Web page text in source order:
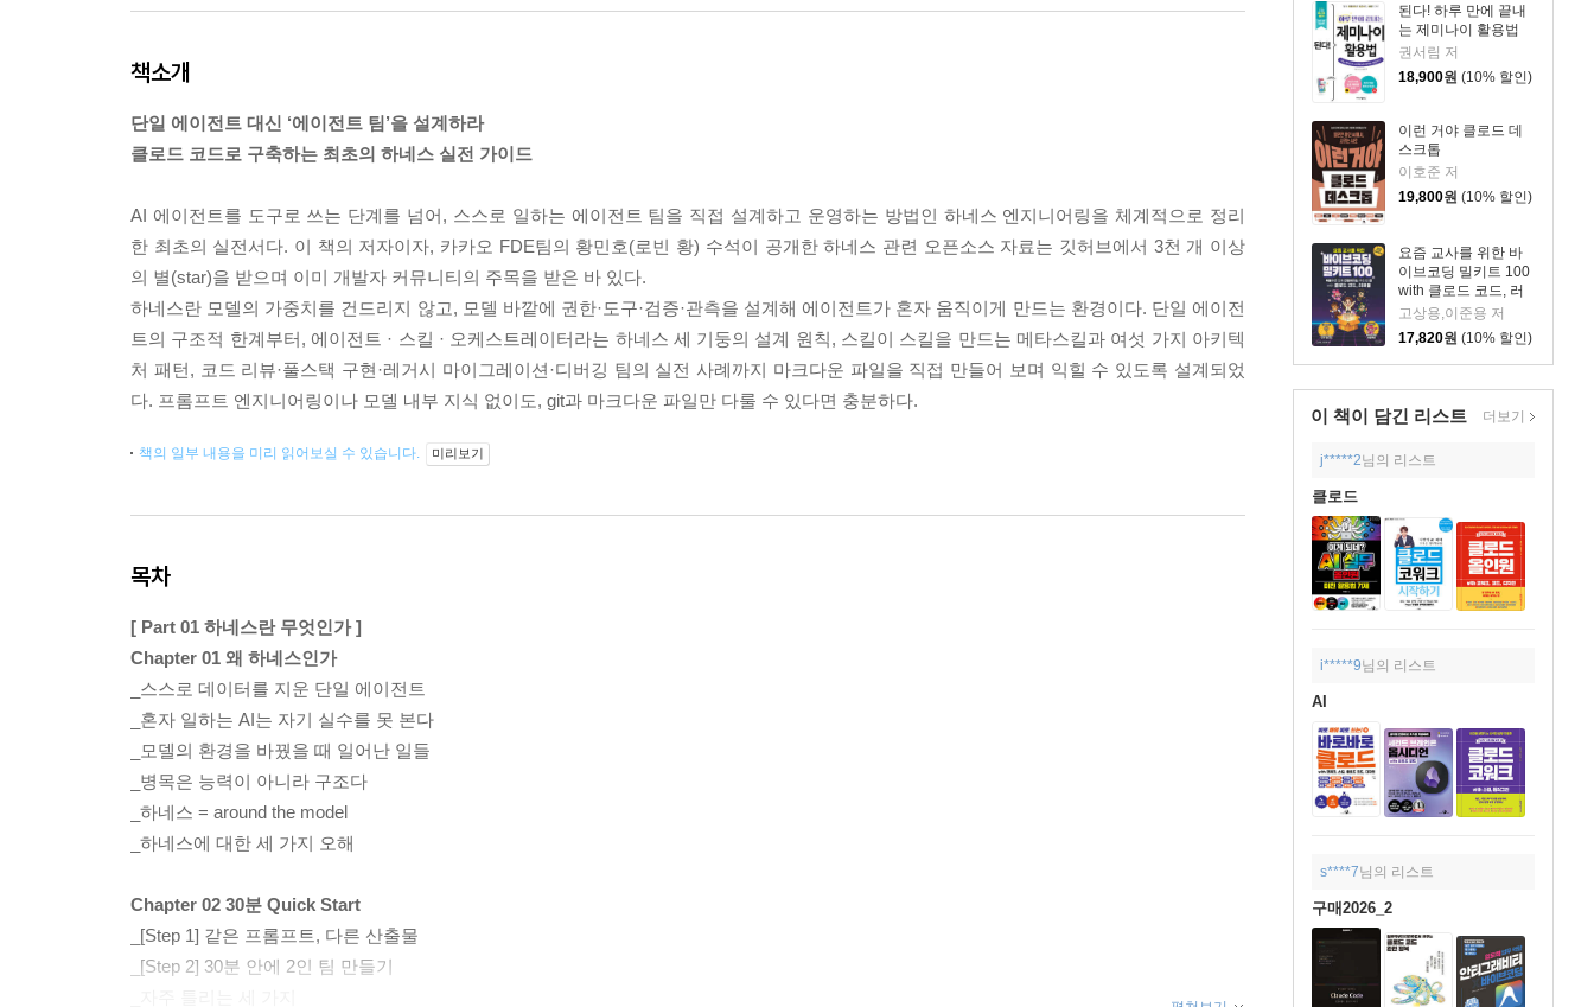
된다! 하루 만에 끝내
는 제미나이 활용법
권서림 저
18,900원 (10% 할인)
이런 거야 클로드 데
스크톱
이호준 저
19,800원 (10% 할인)
요즘 교사를 위한 바
이브코딩 밀키트 100
with 클로드 코드, 러
버블
고상용,이준용 저
17,820원 (10% 할인)
이 책이 담긴 리스트 더보기
j*****2님의 리스트
클로드
i*****9님의 리스트
AI
s****7님의 리스트
구매2026_2
책소개
단일 에이전트 대신 ‘에이전트 팀’을 설계하라
클로드 코드로 구축하는 최초의 하네스 실전 가이드
AI 에이전트를 도구로 쓰는 단계를 넘어, 스스로 일하는 에이전트 팀을 직접 설계하고 운영하는 방법인 하네스 엔지니어링을 체계적으로 정리
한 최초의 실전서다. 이 책의 저자이자, 카카오 FDE팀의 황민호(로빈 황) 수석이 공개한 하네스 관련 오픈소스 자료는 깃허브에서 3천 개 이상
의 별(star)을 받으며 이미 개발자 커뮤니티의 주목을 받은 바 있다.
하네스란 모델의 가중치를 건드리지 않고, 모델 바깥에 권한·도구·검증·관측을 설계해 에이전트가 혼자 움직이게 만드는 환경이다. 단일 에이전
트의 구조적 한계부터, 에이전트 · 스킬 · 오케스트레이터라는 하네스 세 기둥의 설계 원칙, 스킬이 스킬을 만드는 메타스킬과 여섯 가지 아키텍
처 패턴, 코드 리뷰·풀스택 구현·레거시 마이그레이션·디버깅 팀의 실전 사례까지 마크다운 파일을 직접 만들어 보며 익힐 수 있도록 설계되었
다. 프롬프트 엔지니어링이나 모델 내부 지식 없이도, git과 마크다운 파일만 다룰 수 있다면 충분하다.
책의 일부 내용을 미리 읽어보실 수 있습니다. 미리보기
목차
[ Part 01 하네스란 무엇인가 ]
Chapter 01 왜 하네스인가
_스스로 데이터를 지운 단일 에이전트
_혼자 일하는 AI는 자기 실수를 못 본다
_모델의 환경을 바꿨을 때 일어난 일들
_병목은 능력이 아니라 구조다
_하네스 = around the model
_하네스에 대한 세 가지 오해
Chapter 02 30분 Quick Start
_[Step 1] 같은 프롬프트, 다른 산출물
_[Step 2] 30분 안에 2인 팀 만들기